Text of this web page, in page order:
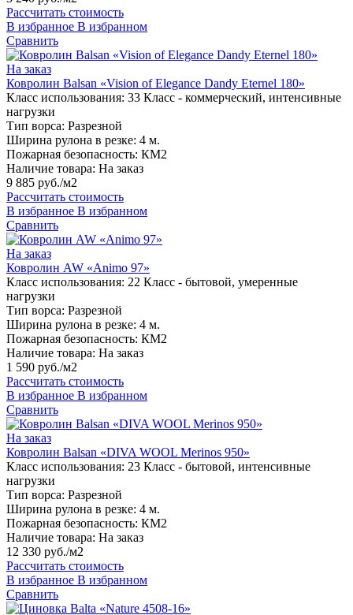
Рассчитать стоимость
В избранное В избранном
Сравнить
На заказ
Ковролин Balsan «Vision of Elegance Dandy Eternel 180»
Класс использования: 33 Класс - коммерческий, интенсивные
нагрузки
Тип ворса: Разрезной
Ширина рулона в резке: 4 м.
Пожарная безопасность: КМ2
Наличие товара: На заказ
9 885 руб./м2
Рассчитать стоимость
В избранное В избранном
Сравнить
На заказ
Ковролин AW «Animo 97»
Класс использования: 22 Класс - бытовой, умеренные
нагрузки
Тип ворса: Разрезной
Ширина рулона в резке: 4 м.
Пожарная безопасность: КМ2
Наличие товара: На заказ
1 590 руб./м2
Рассчитать стоимость
В избранное В избранном
Сравнить
На заказ
Ковролин Balsan «DIVA WOOL Merinos 950»
Класс использования: 23 Класс - бытовой, интенсивные
нагрузки
Тип ворса: Разрезной
Ширина рулона в резке: 4 м.
Пожарная безопасность: КМ2
Наличие товара: На заказ
12 330 руб./м2
Рассчитать стоимость
В избранное В избранном
Сравнить